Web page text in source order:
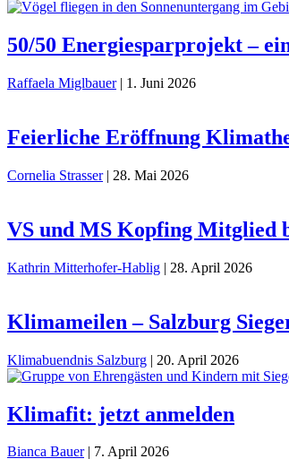
50/50 Energiesparprojekt –
Raffaela Miglbauer | 1. Juni 2026
Feierliche Eröffnung
Cornelia Strasser | 28. Mai 2026
VS und MS Kopfing Mitglied
Kathrin Mitterhofer-Hablig | 28. April 2026
Klimameilen – Salzburg
Klimabuendnis Salzburg | 20. April 2026
Klimafit: jetzt anmelden
Bianca Bauer 7. April 2026